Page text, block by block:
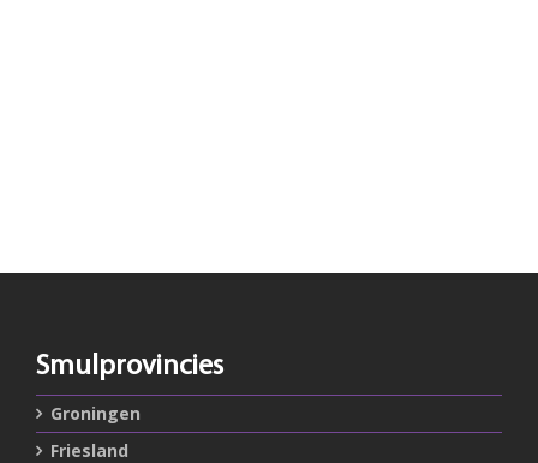
Smulprovincies
Groningen
Friesland